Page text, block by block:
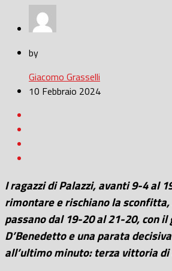
by
Giacomo Grasselli
10 Febbraio 2024
I ragazzi di Palazzi, avanti 9-4 al
rimontare e rischiano la
passano dal 19-20 al 21-20, con
D’Benedetto e una parata
all’ultimo minuto: terza vittoria